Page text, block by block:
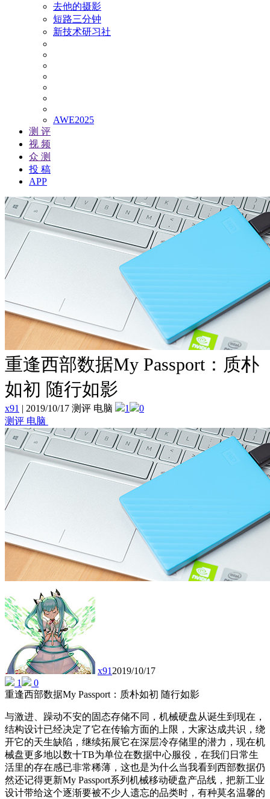
去他的摄影
短路三分钟
新技术研习社
AWE2025
测 评
视 频
众 测
投 稿
APP
重逢西部数据My Passport：质朴
如初 随行如影
x91 | 2019/10/17 测评 电脑 1
0
测评 电脑
x912019/10/17
1
0
重逢西部数据My Passport：质朴如初 随行如影
与激进、躁动不安的固态存储不同，机械硬盘从诞生到现在，
结构设计已经决定了它在传输方面的上限，大家达成共识，绕
开它的天生缺陷，继续拓展它在深层冷存储里的潜力，现在机
械盘更多地以数十TB为单位在数据中心服役，在我们日常生
活里的存在感已非常稀薄，这也是为什么当我看到西部数据仍
然还记得更新My Passport系列机械移动硬盘产品线，把新工业
设计带给这个逐渐要被不少人遗忘的品类时，有种莫名温馨的